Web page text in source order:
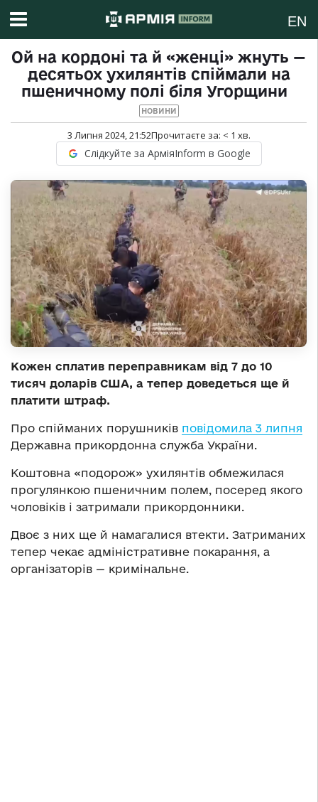
EN
Ой на кордоні та й «женці» жнуть —
десятьох ухилянтів спіймали на
пшеничному полі біля Угорщини
НОВИНИ
3 Липня 2024, 21:52Прочитаєте за: < 1 хв.
Слідкуйте за АрміяInform в Google
Кожен сплатив переправникам від 7 до 10
тисяч доларів США, а тепер доведеться ще й
платити штраф.
Про спійманих порушників повідомила 3 липня
Державна прикордонна служба України.
Коштовна «подорож» ухилянтів обмежилася
прогулянкою пшеничним полем, посеред якого
чоловіків і затримали прикордонники.
Двоє з них ще й намагалися втекти. Затриманих
тепер чекає адміністративне покарання, а
організаторів — кримінальне.